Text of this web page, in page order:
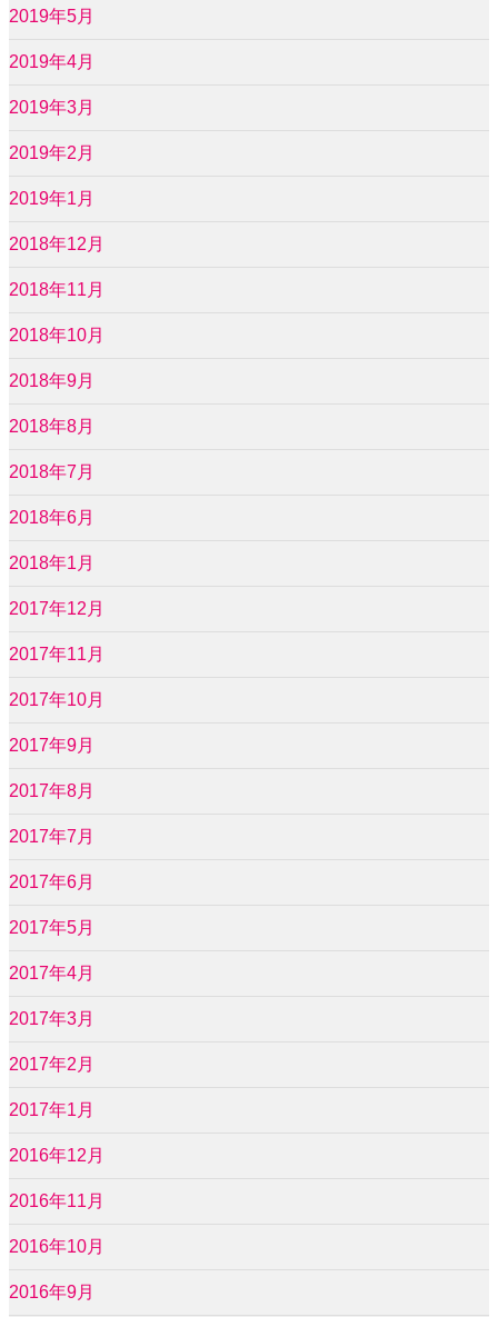
2019年5月
2019年4月
2019年3月
2019年2月
2019年1月
2018年12月
2018年11月
2018年10月
2018年9月
2018年8月
2018年7月
2018年6月
2018年1月
2017年12月
2017年11月
2017年10月
2017年9月
2017年8月
2017年7月
2017年6月
2017年5月
2017年4月
2017年3月
2017年2月
2017年1月
2016年12月
2016年11月
2016年10月
2016年9月